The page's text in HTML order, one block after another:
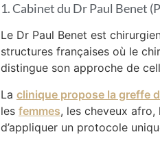
1. Cabinet du Dr Paul Benet
Le Dr Paul Benet est
structures françaises où le
distingue son approche de
La clinique propose la greffe
les femmes, les cheveux
d’appliquer un protocole